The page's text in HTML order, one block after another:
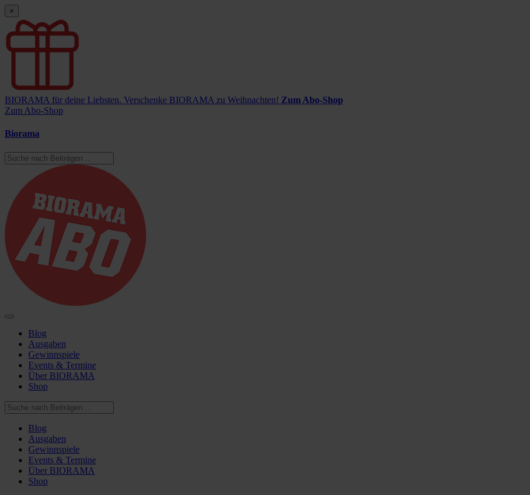
×
BIORAMA für deine Liebsten. Verschenke BIORAMA zu Weihnachten! Zum Abo-Shop
Zum Abo-Shop
Biorama
Blog
Ausgaben
Gewinnspiele
Events & Termine
Über BIORAMA
Shop
Blog
Ausgaben
Gewinnspiele
Events & Termine
Über BIORAMA
Shop